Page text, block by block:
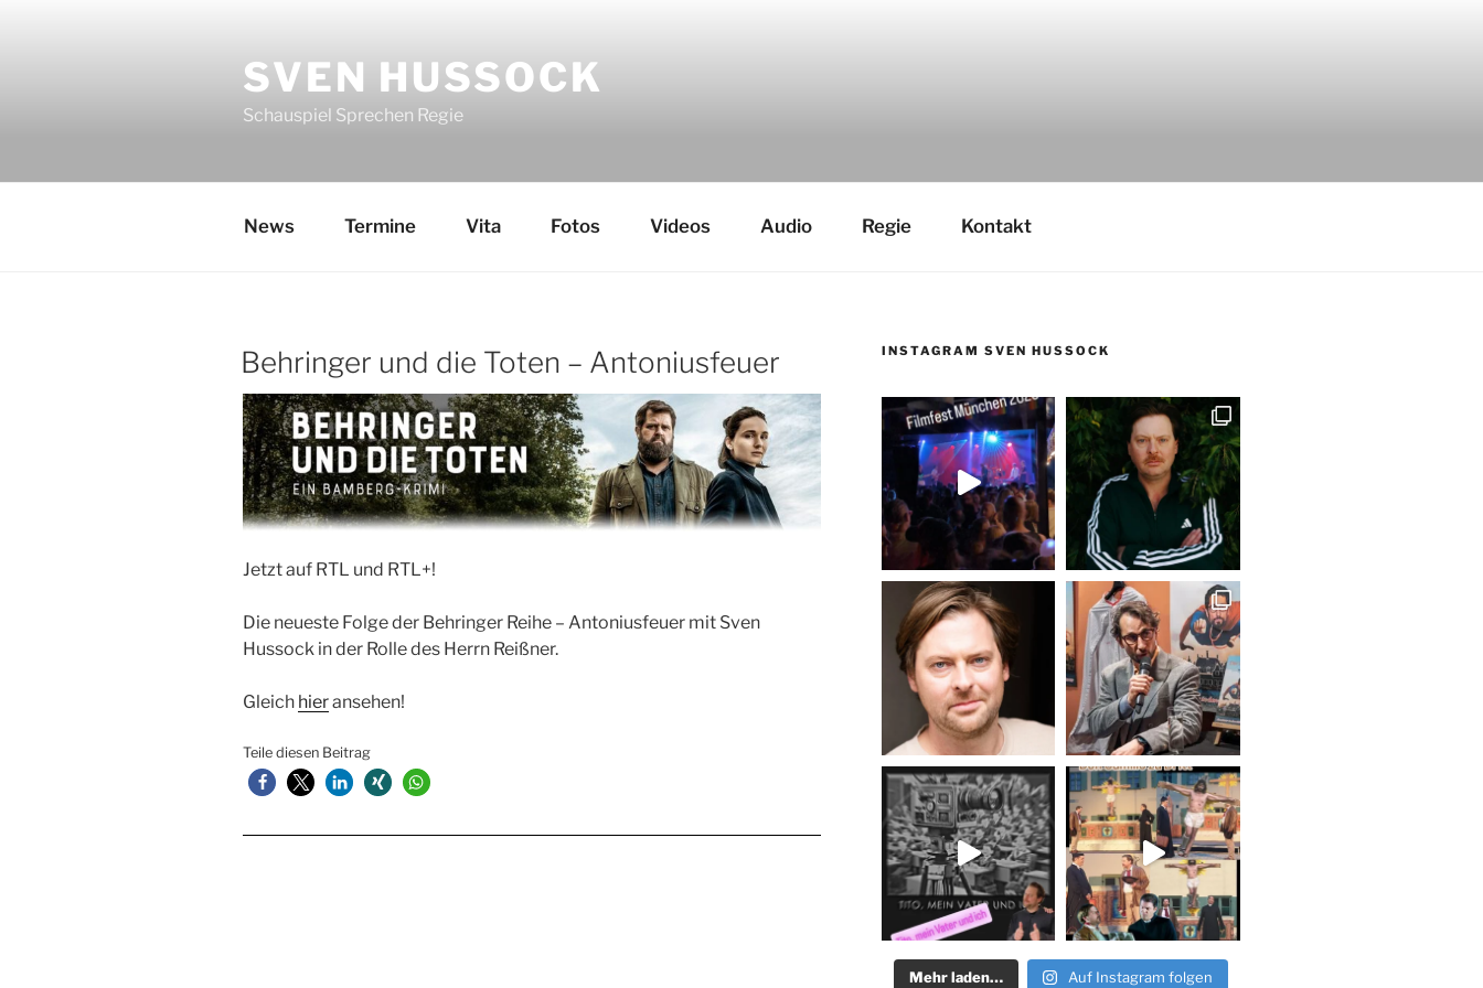
SVEN HUSSOCK
Schauspiel Sprechen Regie
News Termine Vita Fotos Videos Audio Regie Kontakt
Behringer und die Toten – Antoniusfeuer
Jetzt auf RTL und RTL+!
Die neueste Folge der Behringer Reihe – Antoniusfeuer mit Sven
Hussock in der Rolle des Herrn Reißner.
Gleich hieransehen!
Teile diesen Beitrag
INSTAGRAM SVEN HUSSOCK
Mehr laden… Auf Instagram folgen